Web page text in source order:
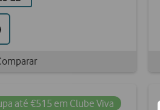
até €515 em Clube Viva